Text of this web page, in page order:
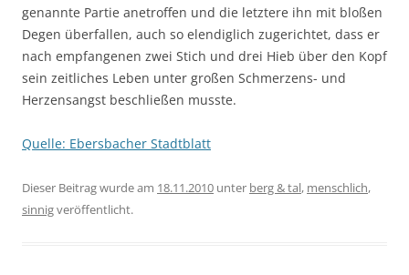
genannte Partie anetroffen und die letztere ihn mit bloßen
Degen überfallen, auch so elendiglich zugerichtet, dass er
nach empfangenen zwei Stich und drei Hieb über den Kopf
sein zeitliches Leben unter großen Schmerzens- und
Herzensangst beschließen musste.
Quelle: Ebersbacher Stadtblatt
Dieser Beitrag wurde am 18.11.2010 unter berg & tal, menschlich,
sinnigveröffentlicht.